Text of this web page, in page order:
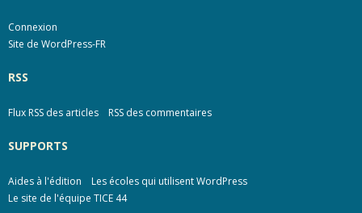
Connexion
Site de WordPress-FR
RSS
Flux RSS des articles RSS des commentaires
SUPPORTS
Aides à l'édition
Les écoles qui utilisent WordPress
Le site de l'équipe TICE 44